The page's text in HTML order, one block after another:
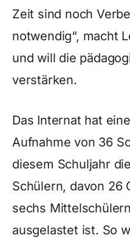
Zeit sind noch
notwendig“, macht
und will die
verstärken.
Das Internat hat
Aufnahme von 36
diesem Schuljahr
Schülern, davon 26
sechs
ausgelastet ist. So